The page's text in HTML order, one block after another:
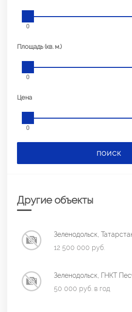
0
Площадь (кв. м.)
0
Цена
0
ПОИСК
Другие объекты
Зеленодольск,
12 500 000 руб.
Зеленодольск, ГНКТ
50 000 руб. в год